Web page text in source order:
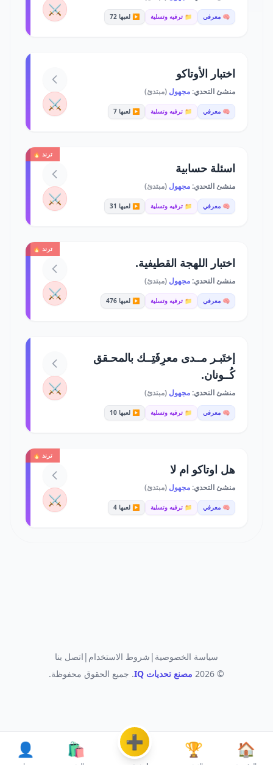
🧠 معرفي 📁 ترفيه وتسلية ▶️ لعبها 72 ⚔️
اختبار الأوتاكو
منشئ التحدي:مجهول (مبتدئ)
🧠 معرفي 📁 ترفيه وتسلية ▶️ لعبها 7 ⚔️
ترند 🔥
اسئلة حسابية
منشئ التحدي:مجهول (مبتدئ)
🧠 معرفي 📁 ترفيه وتسلية ▶️ لعبها 31 ⚔️
ترند 🔥
اختبار اللهجة القطيفية.
منشئ التحدي:مجهول (مبتدئ)
🧠 معرفي 📁 ترفيه وتسلية ▶️ لعبها 476 ⚔️
إختَبـر مــدى معرِفَتِــك بالمحـقق
كُــونان.
منشئ التحدي:مجهول (مبتدئ)
🧠 معرفي 📁 ترفيه وتسلية ▶️ لعبها 10
⚔️
ترند 🔥
هل اوتاكو ام لا
منشئ التحدي:مجهول (مبتدئ)
🧠 معرفي 📁 ترفيه وتسلية ▶️ لعبها 4 ⚔️
🏠
🏆
➕
🛍️
👤
سياسة الخصوصية | شروط الاستخدام | اتصل بنا
© 2026
مصنع تحديات IQ . جميع الحقوق محفوظة.